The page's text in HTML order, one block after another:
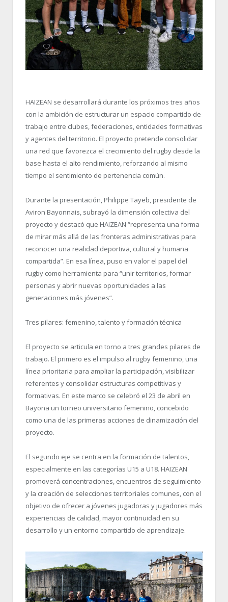
HAIZEAN se desarrollará durante los próximos tres años
con la ambición de estructurar un espacio compartido de
trabajo entre clubes, federaciones, entidades formativas
y agentes del territorio. El proyecto pretende consolidar
una red que favorezca el crecimiento del rugby desde la
base hasta el alto rendimiento, reforzando al mismo
tiempo el sentimiento de pertenencia común.
Durante la presentación, Philippe Tayeb, presidente de
Aviron Bayonnais, subrayó la dimensión colectiva del
proyecto y destacó que HAIZEAN “representa una forma
de mirar más allá de las fronteras administrativas para
reconocer una realidad deportiva, cultural y humana
compartida”. En esa línea, puso en valor el papel del
rugby como herramienta para “unir territorios, formar
personas y abrir nuevas oportunidades a las
generaciones más jóvenes”.
Tres pilares: femenino, talento y formación técnica
El proyecto se articula en torno a tres grandes pilares de
trabajo. El primero es el impulso al rugby femenino, una
línea prioritaria para ampliar la participación, visibilizar
referentes y consolidar estructuras competitivas y
formativas. En este marco se celebró el 23 de abril en
Bayona un torneo universitario femenino, concebido
como una de las primeras acciones de dinamización del
proyecto.
El segundo eje se centra en la formación de talentos,
especialmente en las categorías U15 a U18. HAIZEAN
promoverá concentraciones, encuentros de seguimiento
y la creación de selecciones territoriales comunes, con el
objetivo de ofrecer a jóvenes jugadoras y jugadores más
experiencias de calidad, mayor continuidad en su
desarrollo y un entorno compartido de aprendizaje.